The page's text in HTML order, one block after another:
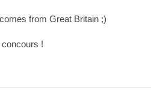
from Great Britain ;)
concours !